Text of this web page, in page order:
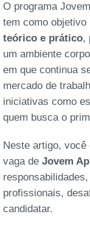
O programa
tem como
teórico e prático,
um ambiente
em que continua
mercado de
iniciativas como
quem busca o
Neste artigo,
vaga de Jovem
profissionais,
candidatar.